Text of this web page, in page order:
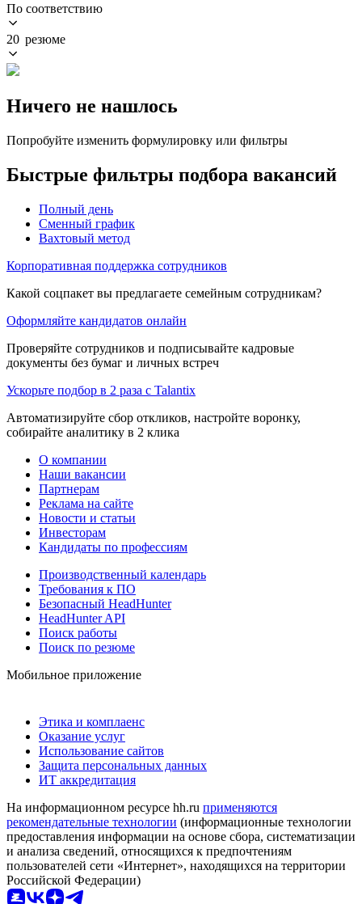
По соответствию
20 резюме
Ничего не нашлось
Попробуйте изменить формулировку или фильтры
Быстрые фильтры подбора вакансий
Полный день
Сменный график
Вахтовый метод
Корпоративная поддержка сотрудников
Какой соцпакет вы предлагаете семейным сотрудникам?
Оформляйте кандидатов онлайн
Проверяйте сотрудников и подписывайте кадровые
документы без бумаг и личных встреч
Ускорьте подбор в 2 раза с Talantix
Автоматизируйте сбор откликов, настройте воронку,
собирайте аналитику в 2 клика
О компании
Наши вакансии
Партнерам
Реклама на сайте
Новости и статьи
Инвесторам
Кандидаты по профессиям
Производственный календарь
Требования к ПО
Безопасный HeadHunter
HeadHunter API
Поиск работы
Поиск по резюме
Мобильное приложение
Этика и комплаенс
Оказание услуг
Использование сайтов
Защита персональных данных
ИТ аккредитация
На информационном ресурсе hh.ru применяются
рекомендательные технологии (информационные технологии
предоставления информации на основе сбора, систематизации
и анализа сведений, относящихся к предпочтениям
пользователей сети «Интернет», находящихся на территории
Российской Федерации)